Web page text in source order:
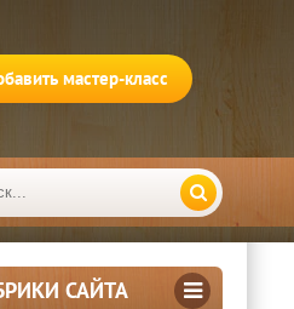
мастер-класс
САЙТА